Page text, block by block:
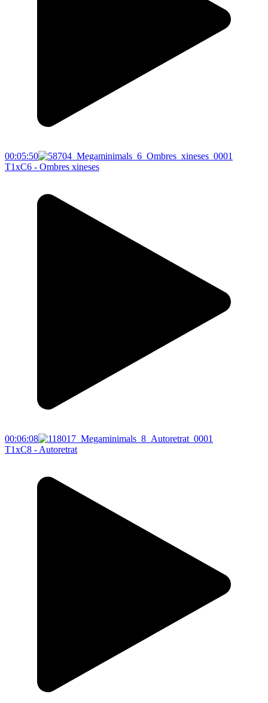
00:05:50
T1xC6 - Ombres xineses
00:06:08
T1xC8 - Autoretrat